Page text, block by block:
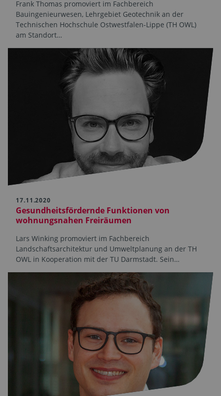
Frank Thomas promoviert im Fachbereich
Bauingenieurwesen, Lehrgebiet Geotechnik an der
Technischen Hochschule Ostwestfalen-Lippe (TH OWL)
am Standort…
17.11.2020
Gesundheitsfördernde Funktionen von
wohnungsnahen Freiräumen
Lars Winking promoviert im Fachbereich
Landschaftsarchitektur und Umweltplanung an der TH
OWL in Kooperation mit der TU Darmstadt. Sein…